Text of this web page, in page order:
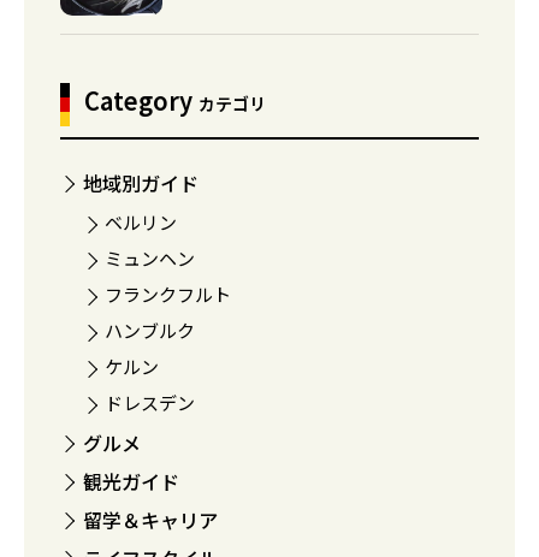
Category カテゴリ
地域別ガイド
ベルリン
ミュンヘン
フランクフルト
ハンブルク
ケルン
ドレスデン
グルメ
観光ガイド
留学＆キャリア